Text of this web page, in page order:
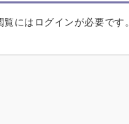
にはログインが必要です。